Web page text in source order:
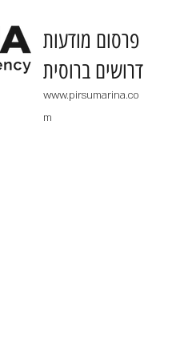
​פרסום מודעות
דרושים ברוסית
www.pirsumarina.co
m